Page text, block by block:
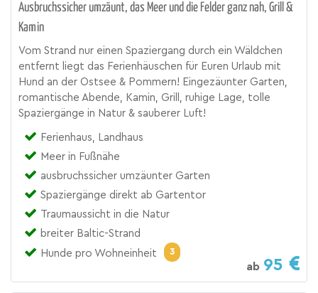
Ausbruchssicher umzäunt, das Meer und die Felder ganz nah, Grill &
Kamin
Vom Strand nur einen Spaziergang durch ein Wäldchen
entfernt liegt das Ferienhäuschen für Euren Urlaub mit
Hund an der Ostsee & Pommern! Eingezäunter Garten,
romantische Abende, Kamin, Grill, ruhige Lage, tolle
Spaziergänge in Natur & sauberer Luft!
Ferienhaus, Landhaus
Meer in Fußnähe
ausbruchssicher umzäunter Garten
Spaziergänge direkt ab Gartentor
Traumaussicht in die Natur
breiter Baltic-Strand
Hunde pro Wohneinheit
3
ab 95